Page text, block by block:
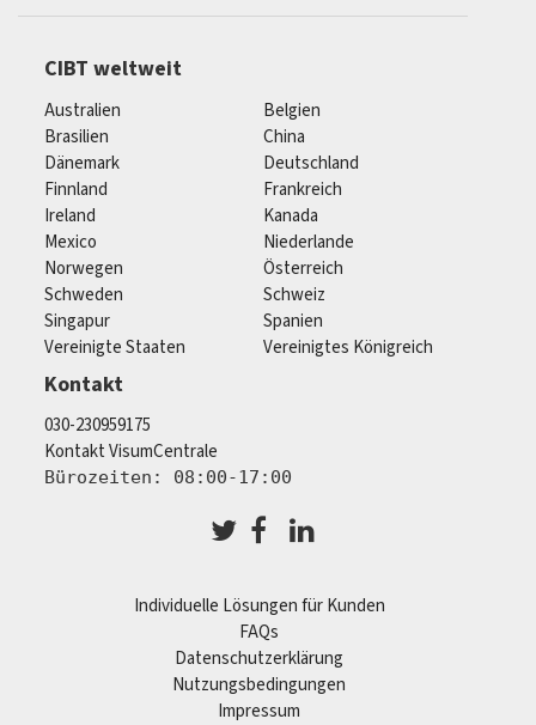
CIBT weltweit
Australien
Belgien
Brasilien
China
Dänemark
Deutschland
Finnland
Frankreich
Ireland
Kanada
Mexico
Niederlande
Norwegen
Österreich
Schweden
Schweiz
Singapur
Spanien
Vereinigte Staaten
Vereinigtes Königreich
Kontakt
030-230959175
Kontakt VisumCentrale
Bürozeiten: 08:00-17:00
Individuelle Lösungen für Kunden
FAQs
Datenschutzerklärung
Nutzungsbedingungen
Impressum